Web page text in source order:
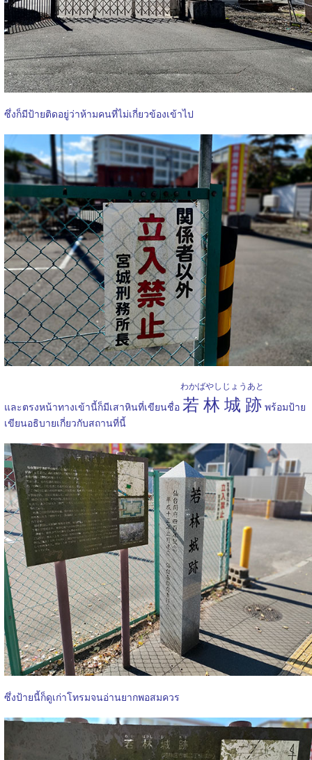
ซึ่งก็มีป้ายติดอยู่ว่าห้ามคนที่ไม่เกี่ยวข้องเข้าไป
และตรงหน้าทางเข้านี้ก็มีเสาหินที่เขียนชื่อ 若林城跡
わかばやしじょうあと
พร้อมป้าย
เขียนอธิบายเกี่ยวกับสถานที่นี้
ซึ่งป้ายนี้ก็ดูเก่าโทรมจนอ่านยากพอสมควร